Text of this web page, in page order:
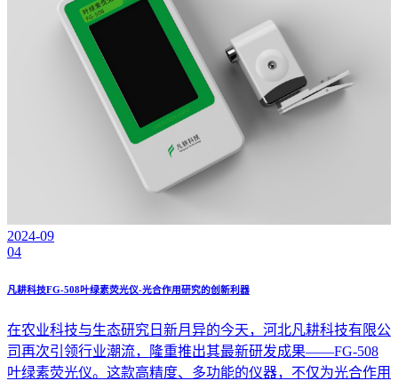
2024-09
04
​凡耕科技FG-508叶绿素荧光仪-光合作用研究的创新利器
在农业科技与生态研究日新月异的今天，河北凡耕科技有限公
司再次引领行业潮流，隆重推出其最新研发成果——FG-508
叶绿素荧光仪。这款高精度、多功能的仪器，不仅为光合作用